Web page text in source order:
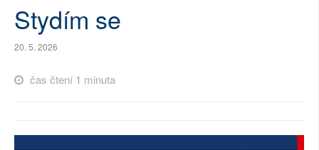
Stydím se
20. 5. 2026
čas čtení 1 minuta